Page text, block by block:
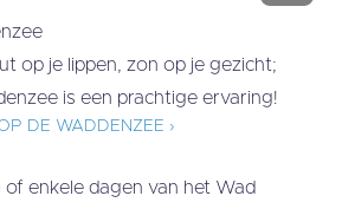
op je lippen, zon op je gezicht;
is een prachtige ervaring!
DE WADDENZEE ›
of enkele dagen van het Wad